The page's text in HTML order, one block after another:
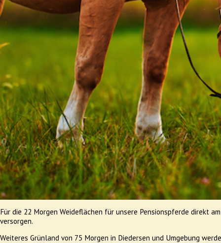
Für die 22 Morgen Weideflächen für unsere Pensionspferde direkt
versorgen.
Weiteres Grünland von 75 Morgen in Diedersen und Umgebung